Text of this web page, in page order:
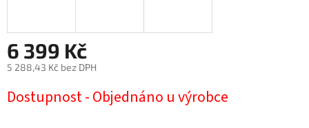
6 399 Kč
5 288,43 Kč bez DPH
cena:
Dostupnost - Objednáno u výrobce